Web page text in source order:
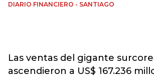
DIARIO FINANCIERO - SANTIAGO
Las ventas del gigante
ascendieron a US$ 167.236